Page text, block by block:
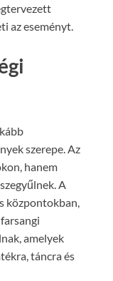
az eseményt.
szerepe. Az
hanem
A
központokban,
amelyek
táncra és